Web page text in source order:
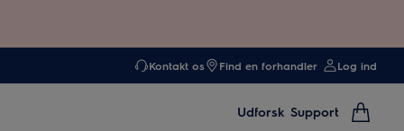
Kontakt os Find en forhandler Log ind
Udforsk Support